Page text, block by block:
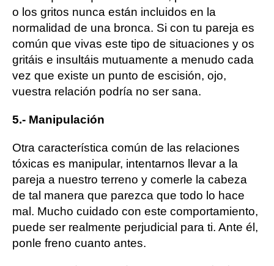
o los gritos nunca están incluidos en la
normalidad de una bronca. Si con tu pareja es
común que vivas este tipo de situaciones y os
gritáis e insultáis mutuamente a menudo cada
vez que existe un punto de escisión, ojo,
vuestra relación podría no ser sana.
5.- Manipulación
Otra característica común de las relaciones
tóxicas es manipular, intentarnos llevar a la
pareja a nuestro terreno y comerle la cabeza
de tal manera que parezca que todo lo hace
mal. Mucho cuidado con este comportamiento,
puede ser realmente perjudicial para ti. Ante él,
ponle freno cuanto antes.